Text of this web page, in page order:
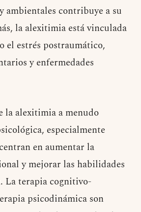
ambientales contribuye a su
la alexitimia está vinculada
el estrés postraumático,
y enfermedades
la alexitimia a menudo
especialmente
en aumentar la
y mejorar las habilidades
La terapia cognitivo-
psicodinámica son